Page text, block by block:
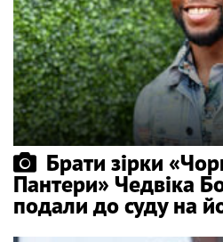
Брати зірки
Пантери» Чедвіка
подали до суду на